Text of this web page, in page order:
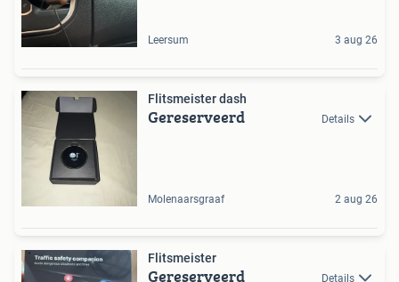
Leersum 3 aug 26
Flitsmeister dash
Gereserveerd Details
Molenaarsgraaf 2 aug 26
Flitsmeister
Gereserveerd Details